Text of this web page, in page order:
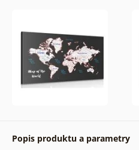
Popis produktu a parametry